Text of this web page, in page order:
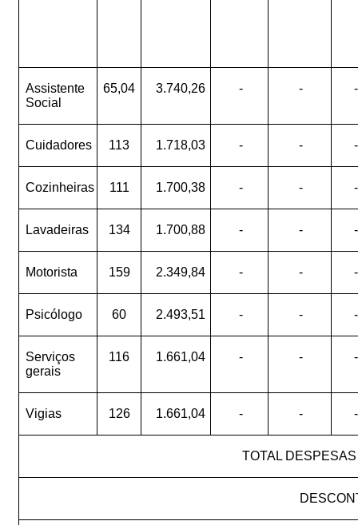
Assistente
Social
65,04 3.740,26 - - -
Cuidadores 113 1.718,03 - - -
Cozinheiras 111 1.700,38 - - -
Lavadeiras 134 1.700,88 - - -
Motorista 159 2.349,84 - - -
Psicólogo 60 2.493,51 - - -
Serviços
gerais
116 1.661,04 - - -
Vigias 126 1.661,04 - - -
TOTAL